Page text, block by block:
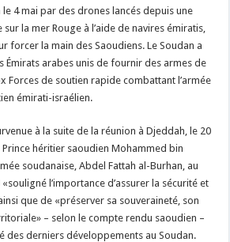
4 mai par des drones lancés depuis une
la mer Rouge à l’aide de navires émiratis,
forcer la main des Saoudiens. Le Soudan a
Émirats arabes unis de fournir des armes de
Forces de soutien rapide combattant l’armée
émirati-israélien.
à la suite de la réunion à Djeddah, le 20
héritier saoudien Mohammed bin
soudanaise, Abdel Fattah al-Burhan, au
l’importance d’assurer la sécurité et
que de «préserver sa souveraineté, son
– selon le compte rendu saoudien –
des derniers développements au Soudan.